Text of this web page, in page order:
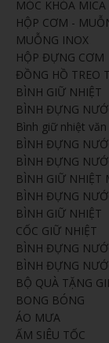
MÓC KHÓA MICA
HỘP CƠM -
MUỖNG INOX
HỘP ĐỰNG CƠM
ĐỒNG HỒ TREO
BÌNH GIỮ NHIỆT
BÌNH ĐỰNG
Bình giữ nhiệt
BÌNH ĐỰNG
BÌNH ĐỰNG
BÌNH GIỮ NHIỆT
BÌNH ĐỰNG
BÌNH GIỮ NHIỆT
CỐC GIỮ NHIỆT
BÌNH ĐỰNG
BÌNH ĐỰNG
BỘ QUÀ TẶNG
BONG BÓNG
ÁO MƯA
ẤM SIÊU TỐC